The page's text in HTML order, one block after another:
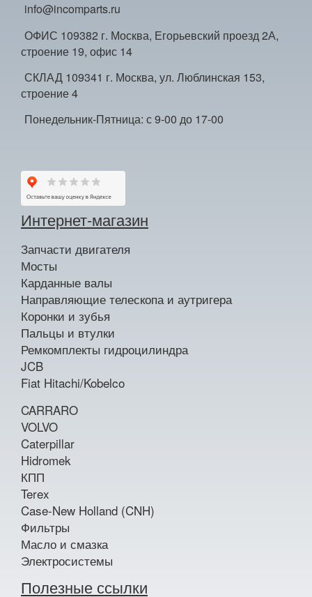
info@incomparts.ru
ОФИС 109382 г. Москва, Егорьевский проезд 2А,
строение 19, офис 14
СКЛАД 109341 г. Москва, ул. Люблинская 153,
строение 4
Понедельник-Пятница: с 9-00 до 17-00
Интернет-магазин
Запчасти двигателя
Мосты
Карданные валы
Направляющие телескопа и аутригера
Коронки и зубья
Пальцы и втулки
Ремкомплекты гидроцилиндра
JCB
Fiat Hitachi/Kobelco
CARRARO
VOLVO
Caterpillar
Hidromek
КПП
Terex
Case-New Holland (CNH)
Фильтры
Масло и смазка
Электросистемы
Полезные ссылки